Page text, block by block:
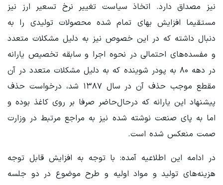
نیز مصداق دارد. اتخاذ سیاست تغییر نرخ تسعیر ارز نیز
مستقیما افزایش بهای تمام شده محصولات تولیدی را به
دنبال داشته که در این خصوص نیز به دلیل مشکلات متعدد
و مفسده‌های احتمالی در نحوه اجرا و سابقه تخصیص یارانه
در دهه ۸۰ به پودر شوینده که به دلیل مشکلات متعدد در آن
مقطع موجب حذف آن در سال ۱۳۸۷ شد، درخواست حذف
پیشنهاد این یارانه که درحال‌حاضر صرفا بر روی کاغذ بوده و
اما به پای صنعت نوشته شده نیز به مراجع مرتبط در وزارت
صمت منعکس شده است.
در ادامه این اطلاعیه آمده: با توجه به افزایش قابل توجه
هزینه‌های تولید و مواد اولیه و طرح موضوع در دو جلسه